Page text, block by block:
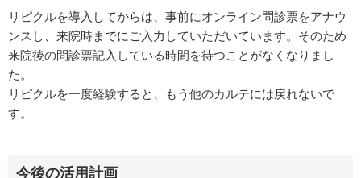
リピクルを導入してからは、事前にオンライン問診票をアナウ
ンスし、来院時までにご入力していただいています。そのため
来院後の問診票記入している時間を待つことがなくなりまし
た。
リピクルを一度経験すると、もう他のカルテには戻れないで
す。
今後の活用計画